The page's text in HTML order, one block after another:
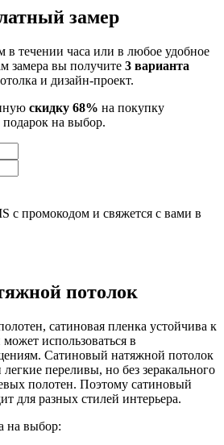
замер
в течении часа или в любое удобное
замера вы получите 3 варианта
и дизайн-проект.
скидку 68% на покупку
на выбор.
с промокодом и свяжется с вами в
потолок
сатиновая пленка устойчива к
использоваться в
Сатиновый натяжной потолок
переливы, но без зеракального
полотен. Поэтому сатиновый
для разных стилей интерьера.
на выбор: